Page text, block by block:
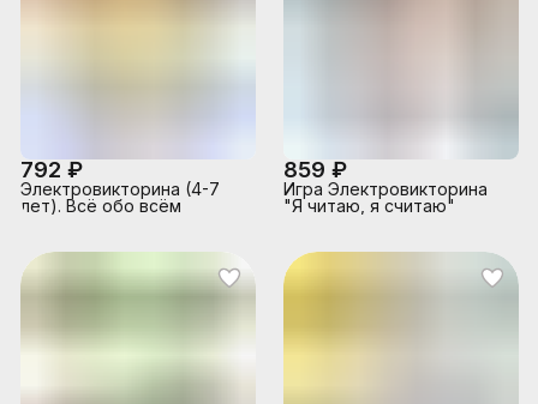
792 ₽
Электровикторина (4-7
лет). Всё обо всём
859 ₽
Игра Электровикторина
"Я читаю, я считаю"